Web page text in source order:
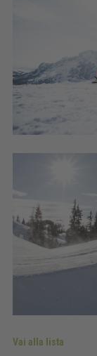
Vai alla lista